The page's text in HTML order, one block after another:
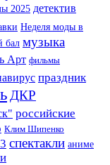
2025 детектив
Неделя моды в
бал музыка
Арт фильмы
праздник
ДКР
российские
Клим Шипенко
спектакли аниме